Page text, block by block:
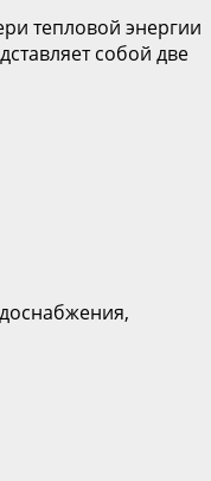
тепловой энергии
собой две